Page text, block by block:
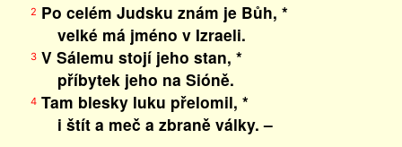
2 Po celém Judsku znám je Bůh, *
velké má jméno v Izraeli.
3V Sálemu stojí jeho stan, *
příbytek jeho na Sióně.
4Tam blesky luku přelomil, *
i štít a meč a zbraně války. –